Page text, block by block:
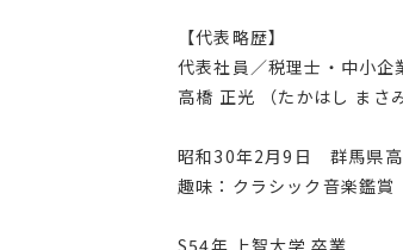
【代表略歴】
代表社員／税理士・中小企
高橋 正光 （たかはし まさ
昭和30年2月9日 群馬県高
趣味：クラシック音楽鑑賞